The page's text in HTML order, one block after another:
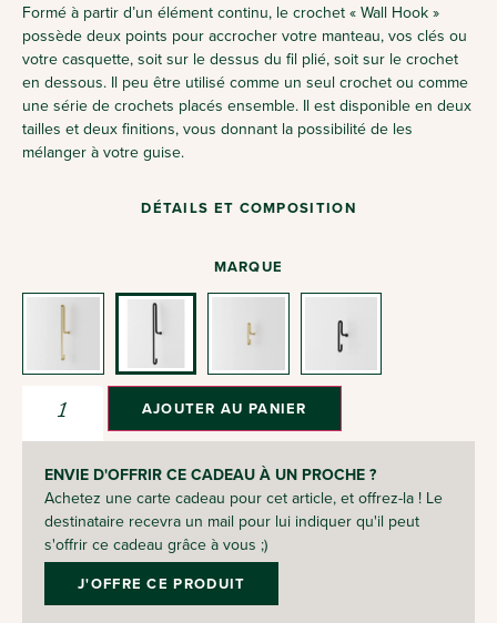
DÉTAILS ET COMPOSITION
MARQUE
Formé à partir d’un élément continu, le crochet « Wall Hook »
possède deux points pour accrocher votre manteau, vos clés ou
votre casquette, soit sur le dessus du fil plié, soit sur le crochet
en dessous. Il peu être utilisé comme un seul crochet ou comme
une série de crochets placés ensemble. Il est disponible en deux
tailles et deux finitions, vous donnant la possibilité de les
mélanger à votre guise.
AJOUTER AU PANIER
ENVIE D'OFFRIR CE CADEAU À UN PROCHE ?
Achetez une carte cadeau pour cet article, et offrez-la ! Le
destinataire recevra un mail pour lui indiquer qu'il peut
s'offrir ce cadeau grâce à vous ;)
J'OFFRE CE PRODUIT